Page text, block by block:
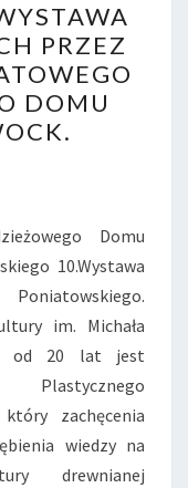
PRZEZ
DOMU
Domu
10.Wystawa
im. Michała
od 20 lat jest
zachęcenia
wiedzy na
drewnianej